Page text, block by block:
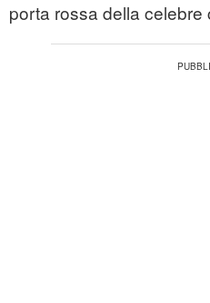
porta rossa della